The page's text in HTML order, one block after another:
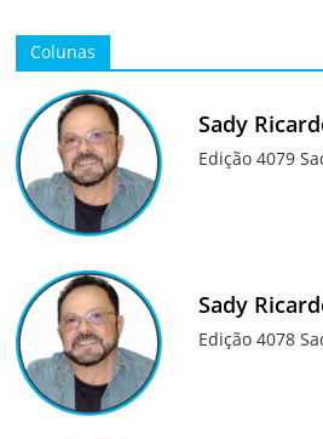
Colunas
Sady
Edição 4079
Sady
Edição 4078